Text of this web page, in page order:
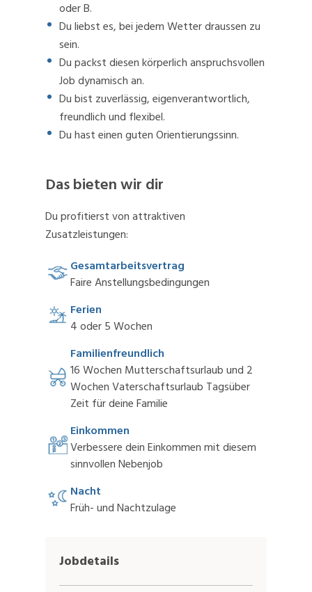
oder B.
Du liebst es, bei jedem Wetter draussen zu
sein.
Du packst diesen körperlich anspruchsvollen
Job dynamisch an.
Du bist zuverlässig, eigenverantwortlich,
freundlich und flexibel.
Du hast einen guten Orientierungssinn.
Das bieten wir dir
Du profitierst von attraktiven
Zusatzleistungen:
Gesamtarbeitsvertrag
Faire Anstellungsbedingungen
Ferien
4 oder 5 Wochen
Familienfreundlich
16 Wochen Mutterschaftsurlaub und 2
Wochen Vaterschaftsurlaub Tagsüber
Zeit für deine Familie
Einkommen
Verbessere dein Einkommen mit diesem
sinnvollen Nebenjob
Nacht
Früh- und Nachtzulage
Jobdetails